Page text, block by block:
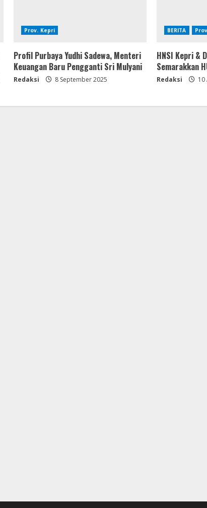
Prov. Kepri
Profil Purbaya Yudhi Sadewa, Menteri
Keuangan Baru Pengganti Sri Mulyani
Redaksi 8 September 2025
BERITA
HNSI Kepri &
Semarakkan
Redaksi 10